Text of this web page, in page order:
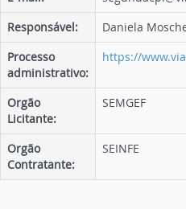
Responsável:
Daniela
Processo
administrativo:
https://
Orgão
Licitante:
SEMGEF
Orgão
Contratante:
SEINFE